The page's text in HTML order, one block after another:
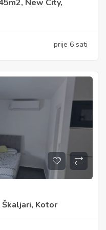
New City,
prije 6 sati
Kotor